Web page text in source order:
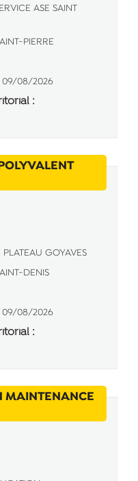
ASE SAINT
PIERRE
09/08/2026
:
GOYAVES
DENIS
09/08/2026
:
MAINTENANCE